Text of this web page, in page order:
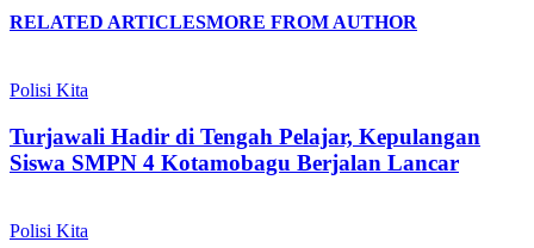
RELATED ARTICLESMORE FROM AUTHOR
Polisi Kita
Turjawali Hadir di Tengah Pelajar, Kepulangan
Siswa SMPN 4 Kotamobagu Berjalan Lancar
Polisi Kita